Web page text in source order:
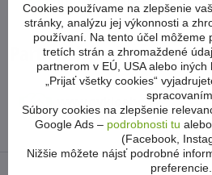
Partnerský eshop
www​.cykloabc​.sk
Cookies používame na zlepšenie
stránky, analýzu jej výkonnosti a
používaní. Na tento účel môžeme
tretích strán a zhromaždené
partnerom v EÚ, USA alebo
„Prijať všetky cookies“
spracovaním.
Súbory cookies na zlepšenie
Google Ads – podrobnosti tu
(Facebook,
Nižšie môžete nájsť podrobné
preferencie.